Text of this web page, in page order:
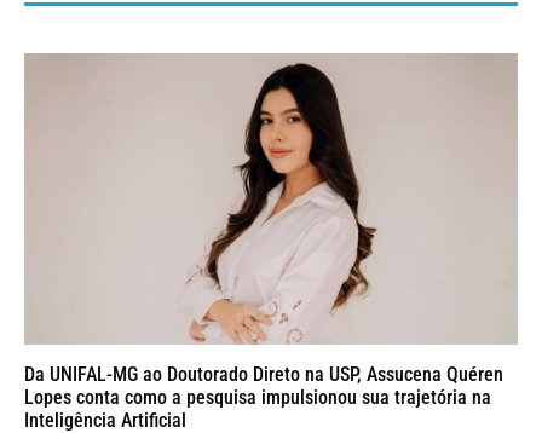
Da UNIFAL-MG ao Doutorado Direto na USP, Assucena Quéren
Lopes conta como a pesquisa impulsionou sua trajetória na
Inteligência Artificial